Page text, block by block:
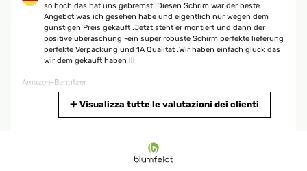
so hoch das hat uns gebremst .Diesen Schrim war der beste
Angebot was ich gesehen habe und eigentlich nur wegen dem
günstigen Preis gekauft .Jetzt steht er montiert und dann der
positive überaschung -ein super robuste Schirm perfekte lieferung
perfekte Verpackung und 1A Qualität .Wir haben einfach glück das
wir dem gekauft haben !!!
Amazon-Benutzer
Visualizza tutte le valutazioni dei clienti